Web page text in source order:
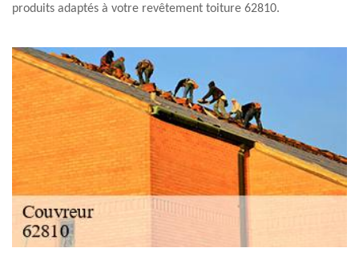
produits adaptés à votre revêtement toiture 62810.